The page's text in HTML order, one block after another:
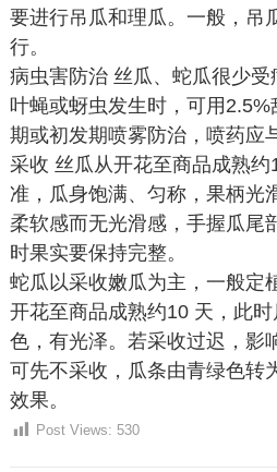
要进行吊瓜和理瓜。一般，吊
行。
病虫害防治 丝瓜、蛇瓜很少
叶蝇或蚜虫发生时，可用
期或初发期喷雾防治，喷药应
采收 丝瓜从开花至商品成熟
准，瓜身饱满、匀称，果柄光
柔软感而无光滑感，手握瓜尾
时果实要保持完整。
蛇瓜以采收嫩瓜为主，一般定
开花至商品成熟约10 天，此
色，有光泽。若采收过迟，影
可先不采收，瓜条由青绿色转
效果。
Post Views: 530